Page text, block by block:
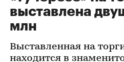
выставлена
млн
Выставленная на
находится в